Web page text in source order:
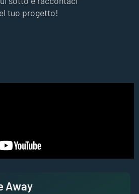
brand di Agenzia Muraro Viaggi
conoltre 40 anni di
viaggi di gruppo.